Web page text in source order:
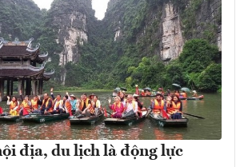
địa, du lịch là động lực